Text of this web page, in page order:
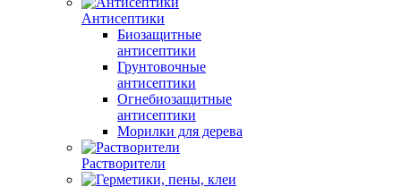
Антисептики
Биозащитные
антисептики
Грунтовочные
антисептики
Огнебиозащитные
антисептики
Морилки для дерева
Растворители